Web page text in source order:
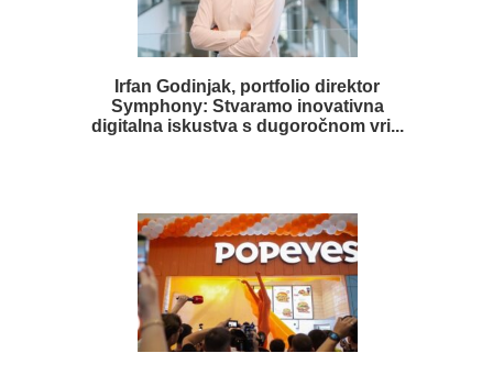
Irfan Godinjak, portfolio direktor
Symphony: Stvaramo inovativna
digitalna iskustva s dugoročnom vri...